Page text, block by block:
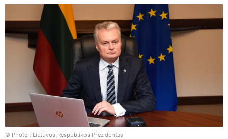
© Photo : Lietuvos Respublikos Prezidentas